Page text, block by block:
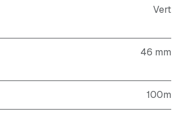
Vert
46 mm
100m